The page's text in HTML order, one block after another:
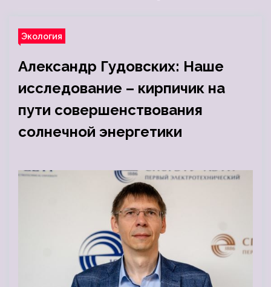
Экология
Александр Гудовских: Наше
исследование – кирпичик на
пути совершенствования
солнечной энергетики